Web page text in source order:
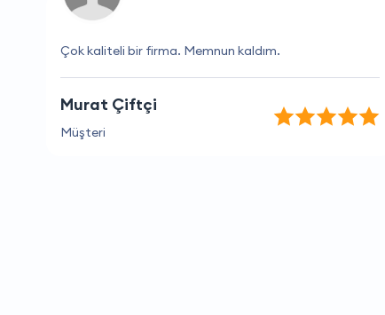
Çok kaliteli bir firma. Memnun kaldım.
Murat Çiftçi
Müşteri